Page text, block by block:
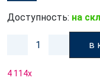
Доступность: на
в
4 114x